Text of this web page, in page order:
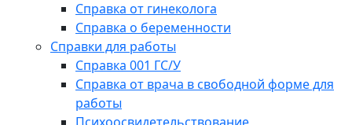
Справка от гинеколога
Справка о беременности
Справки для работы
Справка 001 ГС/У
Справка от врача в свободной форме для
работы